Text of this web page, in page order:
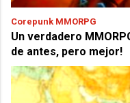
Corepunk MMORPG
Un verdadero
de antes, pero mejor!